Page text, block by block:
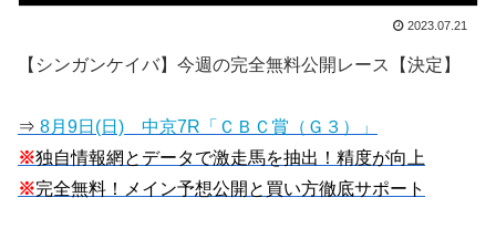
2023.07.21
【シンガンケイバ】今週の完全無料公開レース【決定】
⇒ 8月9日(日) 中京7R「ＣＢＣ賞（Ｇ３）」
※独自情報網とデータで激走馬を抽出！精度が向上
※完全無料！メイン予想公開と買い方徹底サポート